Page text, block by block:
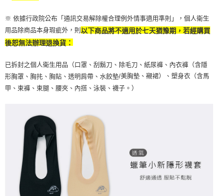
※ 依據行政院公布「通訊交易解除權合理例外情事適用準則」，個人衛生
用品除商品本身瑕疵外，則 以下商品將不適用於七天猶豫期，若經購買
後恕無法辦理退換貨：
已拆封之個人衛生用品（口罩、刮鬍刀、除毛刀、紙尿褲、內衣褲（含隱
形胸罩、胸扥、胸貼、透明肩帶、水餃墊/美胸墊、襯裙）、塑身衣（含馬
甲、束褲、束腿、腰夾、內搭、泳裝、襪子。）